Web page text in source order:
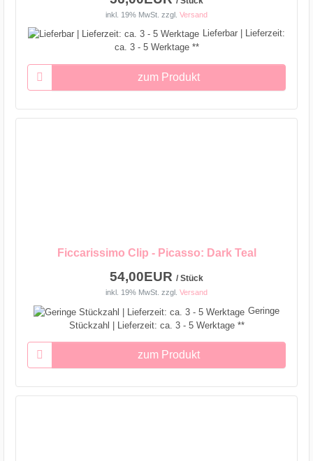
inkl. 19% MwSt. zzgl. Versand
Lieferbar | Lieferzeit:
ca. 3 - 5 Werktage **
zum Produkt
Ficcarissimo Clip - Picasso: Dark Teal
54,00EUR / Stück
inkl. 19% MwSt. zzgl. Versand
Geringe
Stückzahl | Lieferzeit: ca. 3 - 5 Werktage **
zum Produkt